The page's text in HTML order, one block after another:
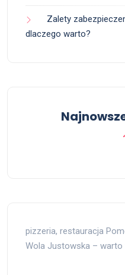
Zalety
dlaczego warto?
pizzeria, restauracja
Wola Justowska – warto